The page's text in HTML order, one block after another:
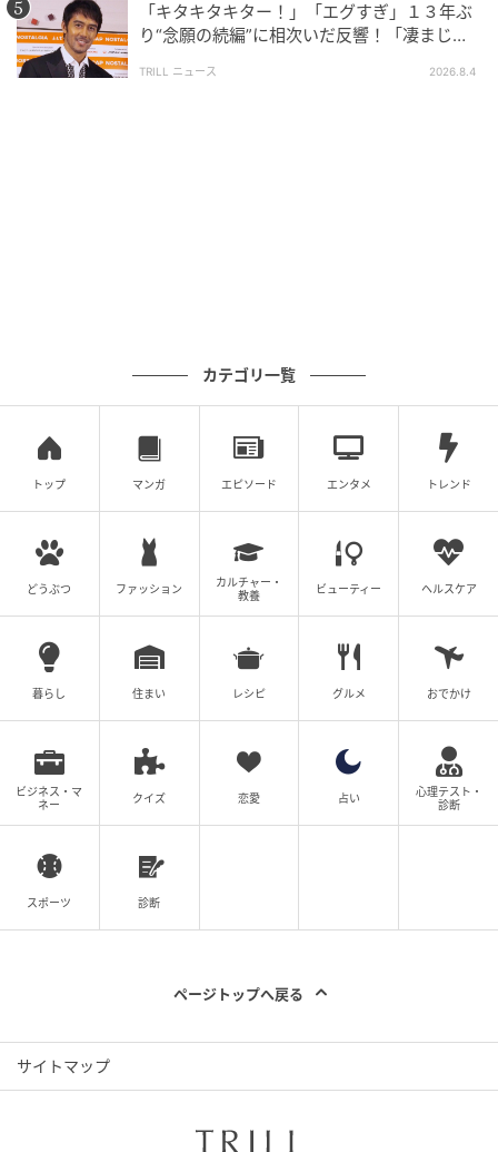
そこで私が「もしボーイッシュなアイテムが好きなら
おすすめのブランドがあるんです！男の子向けとは微
妙に違うんですよ」と提案すれば、妙子さんは大きな
ため息をつきました。そして不機嫌な態度を隠しもせ
て、ずいぶんエライのねぇ」と嫌味を言ってきます。
「キタキタキター！」「エグすぎ」１３年ぶ
り“念願の続編”に相次いだ反響！「凄まじく
TRILL ニュース 2026.8.4
カテゴリ一覧
トップ マンガ エピソード エンタメ トレンド
どうぶつ ファッション
カルチャー・
教養
ビューティー ヘルスケア
暮らし 住まい レシピ グルメ おでかけ
ビジネス・マ
ネー
クイズ 恋愛 占い
心理テスト・
診断
スポーツ 診断
ページトップへ戻る
サイトマップ